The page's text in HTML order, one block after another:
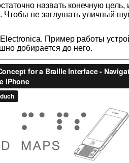
назвать конечную
не заглушать уличный
Пример работы
добирается до него.